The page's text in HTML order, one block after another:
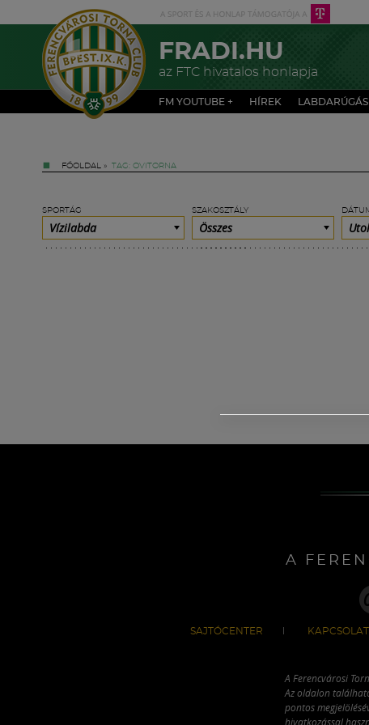
FRADI.HU
az FTC hivatalos honlapja
FM YOUTUBE + HÍREK LABDARÚGÁS
FŐOLDAL » TAG: OVITORNA
SPORTÁG
Vízilabda
SZAKOSZTÁLY
Összes
A
SAJTÓCENTER KAPCSOLAT
A Ferencvárosi
Az oldalon
pontos
hivatkozással